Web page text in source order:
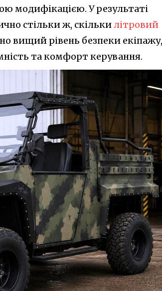
модифікацією. У результаті
стільки ж, скільки літровий
вищий рівень безпеки екіпажу,
та комфорт керування.